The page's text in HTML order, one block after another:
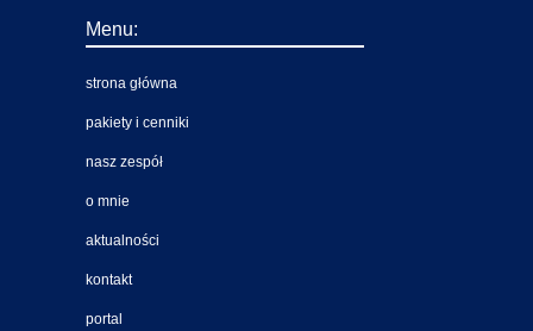
Menu:
strona główna
pakiety i cenniki
nasz zespół
o mnie
aktualności
kontakt
portal